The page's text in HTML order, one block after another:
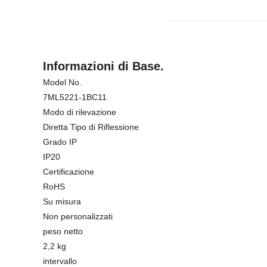
Informazioni di Base.
Model No.
7ML5221-1BC11
Modo di rilevazione
Diretta Tipo di Riflessione
Grado IP
IP20
Certificazione
RoHS
Su misura
Non personalizzati
peso netto
2,2 kg
intervallo